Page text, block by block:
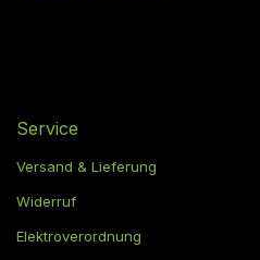
Service
Versand & Lieferung
Widerruf
Elektroverordnung